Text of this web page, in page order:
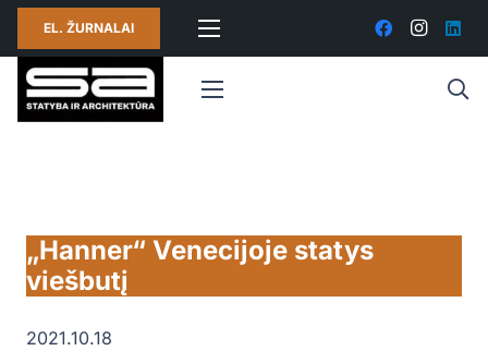
EL. ŽURNALAI
„Hanner“ Venecijoje statys
viešbutį
2021.10.18